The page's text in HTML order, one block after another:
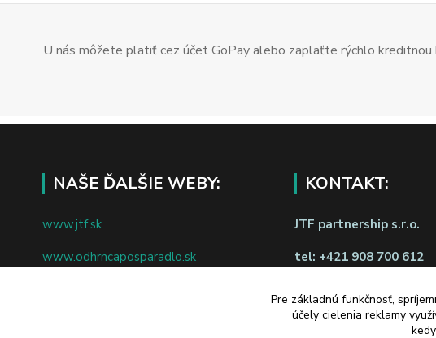
U nás môžete platiť cez účet GoPay alebo zaplaťte rýchlo kreditnou
NAŠE ĎALŠIE WEBY:
www.jtf.sk
www.odhrncaposparadlo.sk
KONTAKT:
JTF partnership s.r.o.
tel: +421 908 700 612
napíšte nám
Odstúpiť od zmluvy tu
Pre základnú funkčnosť,
účely cielenia reklamy